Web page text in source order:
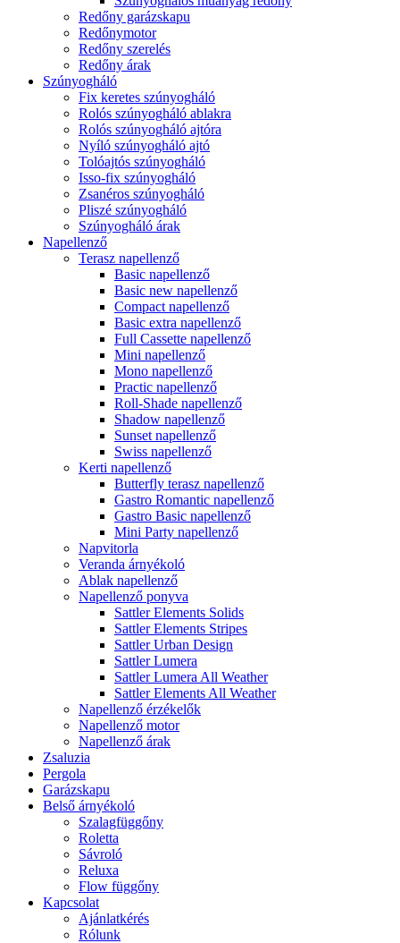
Redőny garázskapu
Redőnymotor
Redőny szerelés
Redőny árak
Szúnyogháló
Fix keretes szúnyogháló
Rolós szúnyogháló ablakra
Rolós szúnyogháló ajtóra
Nyíló szúnyogháló ajtó
Tolóajtós szúnyogháló
Isso-fix szúnyogháló
Zsanéros szúnyogháló
Pliszé szúnyogháló
Szúnyogháló árak
Napellenző
Terasz napellenző
Basic napellenző
Basic new napellenző
Compact napellenző
Basic extra napellenző
Full Cassette napellenző
Mini napellenző
Mono napellenző
Practic napellenző
Roll-Shade napellenző
Shadow napellenző
Sunset napellenző
Swiss napellenző
Kerti napellenző
Butterfly terasz napellenző
Gastro Romantic napellenző
Gastro Basic napellenző
Mini Party napellenző
Napvitorla
Veranda árnyékoló
Ablak napellenző
Napellenző ponyva
Sattler Elements Solids
Sattler Elements Stripes
Sattler Urban Design
Sattler Lumera
Sattler Lumera All Weather
Sattler Elements All Weather
Napellenző érzékelők
Napellenző motor
Napellenző árak
Zsaluzia
Pergola
Garázskapu
Belső árnyékoló
Szalagfüggőny
Roletta
Sávroló
Reluxa
Flow függőny
Kapcsolat
Ajánlatkérés
Rólunk